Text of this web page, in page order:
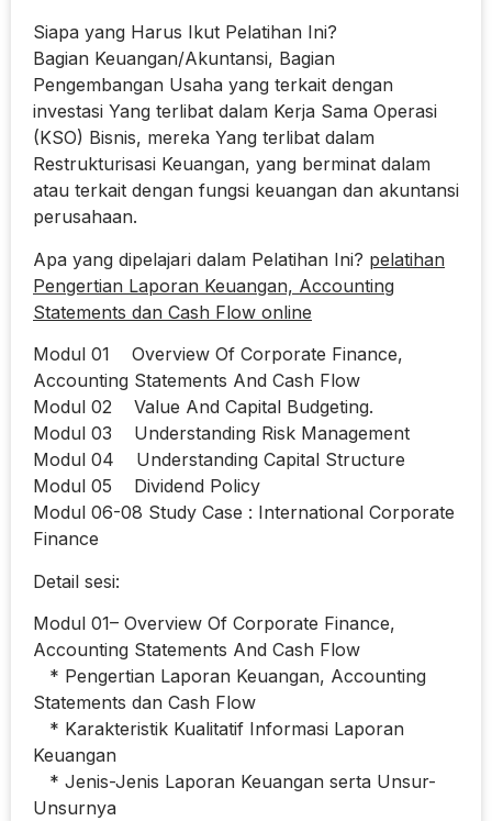
Siapa yang Harus Ikut Pelatihan Ini?
Bagian Keuangan/Akuntansi, Bagian
Pengembangan Usaha yang terkait dengan
investasi Yang terlibat dalam Kerja Sama Operasi
(KSO) Bisnis, mereka Yang terlibat dalam
Restrukturisasi Keuangan, yang berminat dalam
atau terkait dengan fungsi keuangan dan akuntansi
perusahaan.
Apa yang dipelajari dalam Pelatihan Ini? pelatihan
Pengertian Laporan Keuangan, Accounting
Statements dan Cash Flow online
Modul 01 Overview Of Corporate Finance,
Accounting Statements And Cash Flow
Modul 02 Value And Capital Budgeting.
Modul 03 Understanding Risk Management
Modul 04 Understanding Capital Structure
Modul 05 Dividend Policy
Modul 06-08 Study Case : International Corporate
Finance
Detail sesi:
Modul 01– Overview Of Corporate Finance,
Accounting Statements And Cash Flow
* Pengertian Laporan Keuangan, Accounting
Statements dan Cash Flow
* Karakteristik Kualitatif Informasi Laporan
Keuangan
* Jenis-Jenis Laporan Keuangan serta Unsur-
Unsurnya